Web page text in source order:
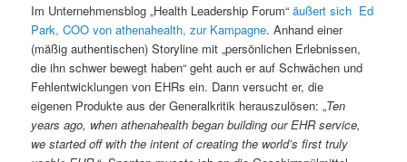
Im Unternehmensblog „Health Leadership Forum“ äußert sich Ed
Park, COO von athenahealth, zur Kampagne. Anhand einer
(mäßig authentischen) Storyline mit „persönlichen Erlebnissen,
die ihn schwer bewegt haben“ geht auch er auf Schwächen und
Fehlentwicklungen von EHRs ein. Dann versucht er, die
eigenen Produkte aus der Generalkritik herauszulösen: „Ten
years ago, when athenahealth began building our EHR service,
we started off with the intent of creating the world’s first truly